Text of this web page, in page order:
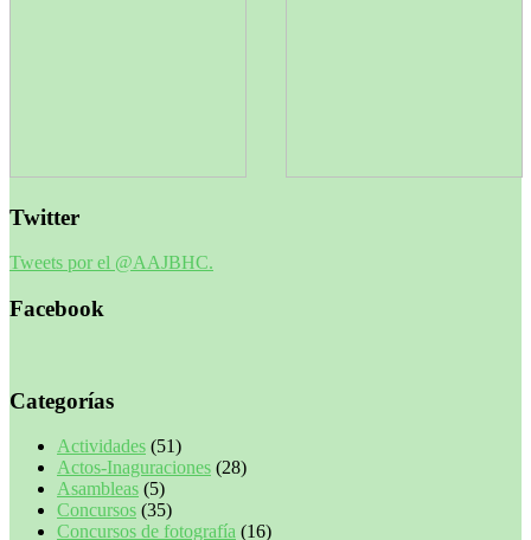
Twitter
Tweets por el @AAJBHC.
Facebook
Categorías
Actividades (51)
Actos-Inaguraciones (28)
Asambleas (5)
Concursos (35)
Concursos de fotografía (16)